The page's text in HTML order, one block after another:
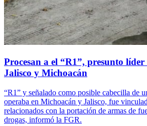
Procesan a el “R1”, presunto
Jalisco y Michoacán
“R1” y señalado como posible cabecilla de
operaba en Michoacán y Jalisco, fue
relacionados con la portación de armas de
drogas, informó la FGR.